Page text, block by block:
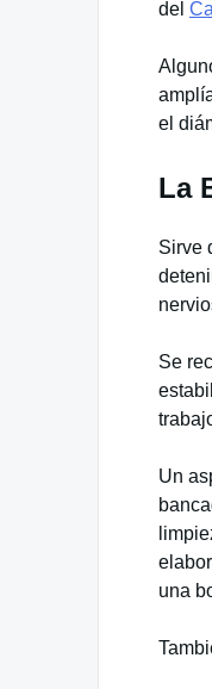
del
el
La
Sirve
Se
Un
una